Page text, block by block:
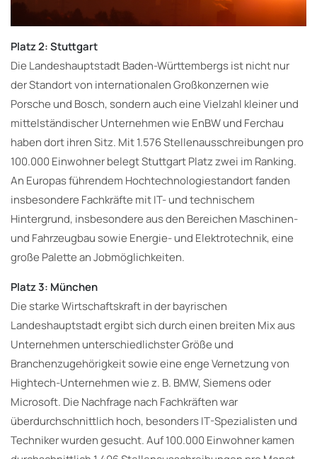
Platz 2: Stuttgart
Die Landeshauptstadt Baden-Württembergs ist nicht nur
der Standort von internationalen Großkonzernen wie
Porsche und Bosch, sondern auch eine Vielzahl kleiner und
mittelständischer Unternehmen wie EnBW und Ferchau
haben dort ihren Sitz. Mit 1.576 Stellenausschreibungen pro
100.000 Einwohner belegt Stuttgart Platz zwei im Ranking.
An Europas führendem Hochtechnologiestandort fanden
insbesondere Fachkräfte mit IT- und technischem
Hintergrund, insbesondere aus den Bereichen Maschinen-
und Fahrzeugbau sowie Energie- und Elektrotechnik, eine
große Palette an Jobmöglichkeiten.
Platz 3: München
Die starke Wirtschaftskraft in der bayrischen
Landeshauptstadt ergibt sich durch einen breiten Mix aus
Unternehmen unterschiedlichster Größe und
Branchenzugehörigkeit sowie eine enge Vernetzung von
Hightech-Unternehmen wie z. B. BMW, Siemens oder
Microsoft. Die Nachfrage nach Fachkräften war
überdurchschnittlich hoch, besonders IT-Spezialisten und
Techniker wurden gesucht. Auf 100.000 Einwohner kamen